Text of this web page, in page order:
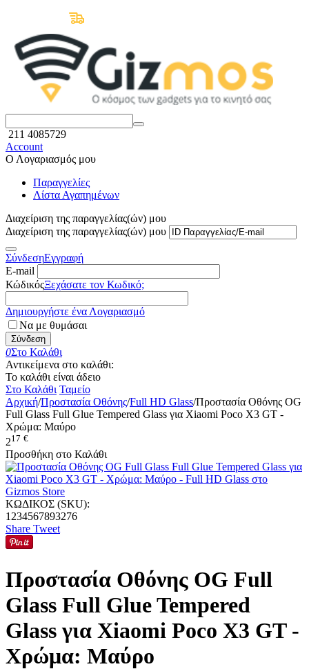
211 4085729
Account
Ο Λογαριασμός μου
Παραγγελίες
Λίστα Αγαπημένων
Διαχείριση της παραγγελίας(ών) μου
Διαχείριση της παραγγελίας(ών) μου
ΣύνδεσηΕγγραφή
E-mail
ΚώδικόςΞεχάσατε τον Κωδικό;
Δημιουργήστε ένα Λογαριασμό
Να με θυμάσαι
Σύνδεση
0Στο Καλάθι
Αντικείμενα στο καλάθι:
Το καλάθι είναι άδειο
Στο Καλάθι Ταμείο
Αρχική/Προστασία Οθόνης/Full HD Glass/Προστασία Οθόνης OG
Full Glass Full Glue Tempered Glass για Xiaomi Poco X3 GT -
Χρώμα: Μαύρο
217 €
Προσθήκη στο Καλάθι
ΚΩΔΙΚΟΣ (SKU):
1234567893276
Share Tweet
Προστασία Οθόνης OG Full
Glass Full Glue Tempered
Glass για Xiaomi Poco X3 GT -
Χρώμα: Μαύρο